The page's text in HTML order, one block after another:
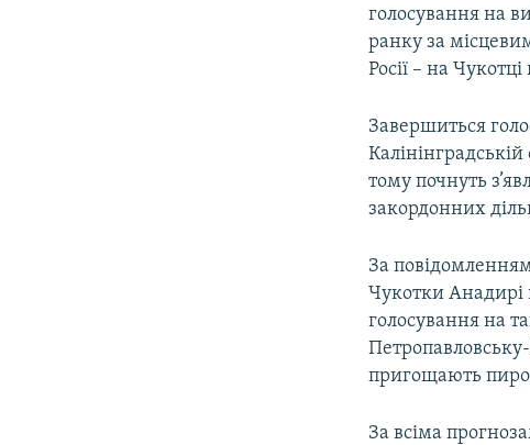
голосування на
ранку за
Росії – на
Завершиться
тому почнуть
закордонних
За
Чукотки Анадирі
голосування на
пригощають
За всіма